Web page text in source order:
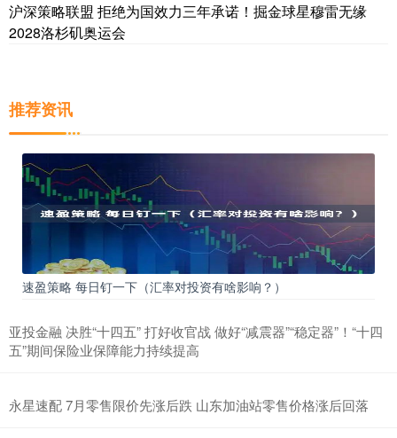
沪深策略联盟 拒绝为国效力三年承诺！掘金球星穆雷无缘
2028洛杉矶奥运会
推荐资讯
速盈策略 每日钉一下（汇率对投资有啥影响？）
亚投金融 决胜“十四五” 打好收官战 做好“减震器”“稳定器”！“十四
五”期间保险业保障能力持续提高
永星速配 7月零售限价先涨后跌 山东加油站零售价格涨后回落